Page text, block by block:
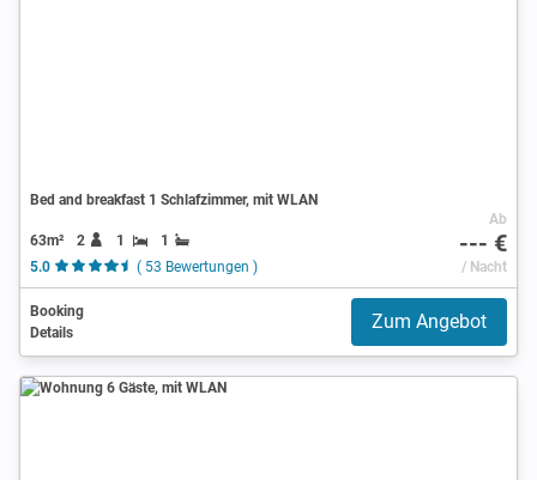
Bed and breakfast 1 Schlafzimmer, mit WLAN
63m² 2 1
1
5.0
( 53 Bewertungen )
Ab
--- €
/ Nacht
Booking
Details
Zum Angebot